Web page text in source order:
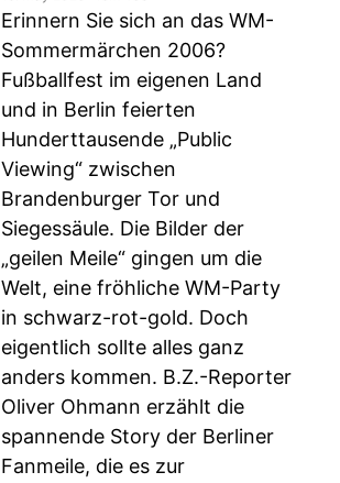
Erinnern Sie sich an das WM-
Sommermärchen 2006?
Fußballfest im eigenen Land
und in Berlin feierten
Hunderttausende „Public
Viewing“ zwischen
Brandenburger Tor und
Siegessäule. Die Bilder der
„geilen Meile“ gingen um die
Welt, eine fröhliche WM-Party
in schwarz-rot-gold. Doch
eigentlich sollte alles ganz
anders kommen. B.Z.-Reporter
Oliver Ohmann erzählt die
spannende Story der Berliner
Fanmeile, die es zur